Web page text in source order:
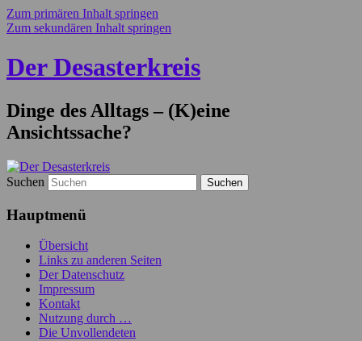
Zum primären Inhalt springen
Zum sekundären Inhalt springen
Der Desasterkreis
Dinge des Alltags – (K)eine
Ansichtssache?
Suchen
Hauptmenü
Übersicht
Links zu anderen Seiten
Der Datenschutz
Impressum
Kontakt
Nutzung durch …
Die Unvollendeten